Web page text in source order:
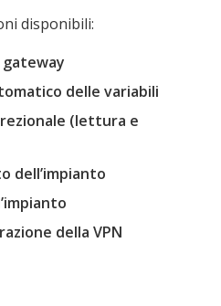
disponibili:
delle variabili
(lettura e
dell’impianto
della VPN